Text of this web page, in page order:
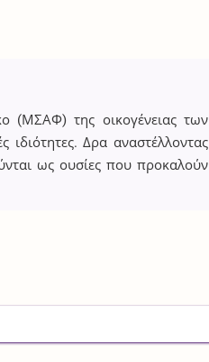
(ΜΣΑΦ) της οικογένειας των
ιδιότητες. Δρα αναστέλλοντας
ως ουσίες που προκαλούν